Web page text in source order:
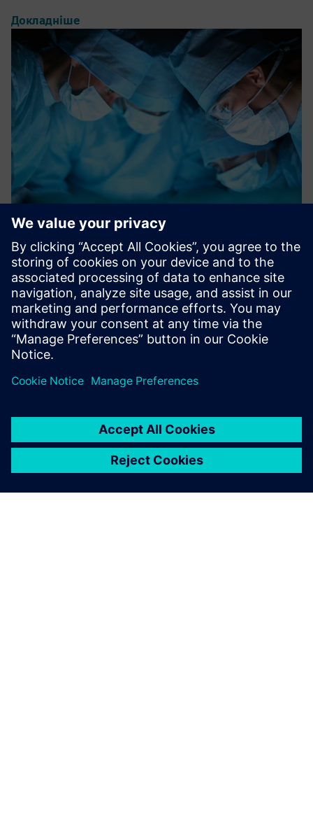
Докладніше
Surgical Room Efficiency (SRE)
A software solution finalized to improve efficiency and
safety in surgical rooms environments increasing also
patients and clinical staff safety
Докладніше